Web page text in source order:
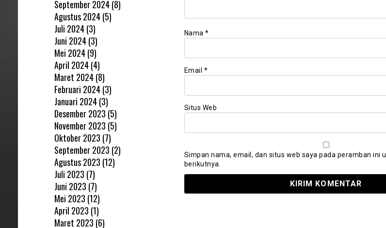
Nama *
Email *
Situs Web
Simpan nama, email, dan situs web saya pada peramban ini
berikutnya.
September 2024(8)
Agustus 2024(5)
Juli 2024(3)
Juni 2024(3)
Mei 2024(9)
April 2024(4)
Maret 2024(8)
Februari 2024(3)
Januari 2024(3)
Desember 2023 (5)
November 2023 (5)
Oktober 2023 (7)
September 2023 (2)
Agustus 2023 (12)
Juli 2023 (7)
Juni 2023 (7)
Mei 2023 (12)
April 2023 (1)
Maret 2023 (6)